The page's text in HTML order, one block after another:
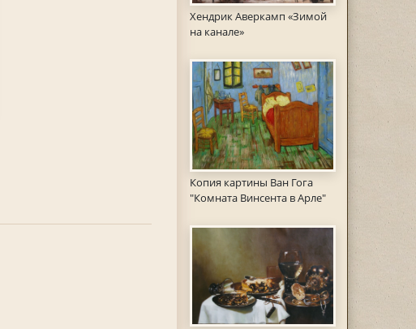
Хендрик Аверкамп «Зимой
на канале»
Копия картины Ван Гога
"Комната Винсента в Арле"